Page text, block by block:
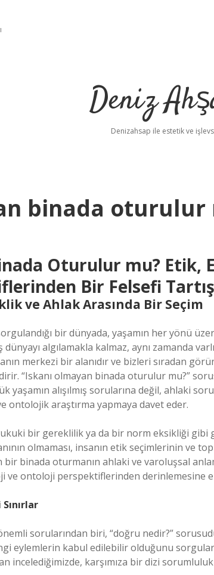
Deniz
Denizahsap ile estetik ve
binada oturulur
Oturulur mu? Etik,
Bir Felsefi
ve Ahlak Arasında Bir Seçim
bir dünyada, yaşamın her yönü
dünyayı algılamakla kalmaz, aynı zamanda
merkezi bir alanıdır ve bizleri sıradan
“Iskanı olmayan binada oturulur mu?”
yaşamın alışılmış sorularına değil, ahlaki
ontolojik araştırma yapmaya davet eder.
bir gereklilik ya da bir norm eksikliği
olmaması, insanın etik seçimlerinin ve
bir binada oturmanın ahlaki ve varoluşsal
ve ontoloji perspektiflerinden derinlemesine
sorularından biri, “doğru nedir?”
eylemlerin kabul edilebilir olduğunu
incelediğimizde, karşımıza bir dizi